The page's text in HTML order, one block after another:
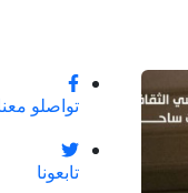
تواصلو
تابعونا